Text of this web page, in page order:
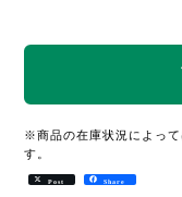
※商品の在庫状況によっ
す。
Post Share